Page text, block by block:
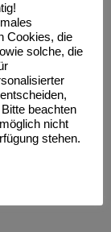
mit
und teilt
in Form,
keinen
Cookies, die
solche, die
beachten
nicht
stehen.